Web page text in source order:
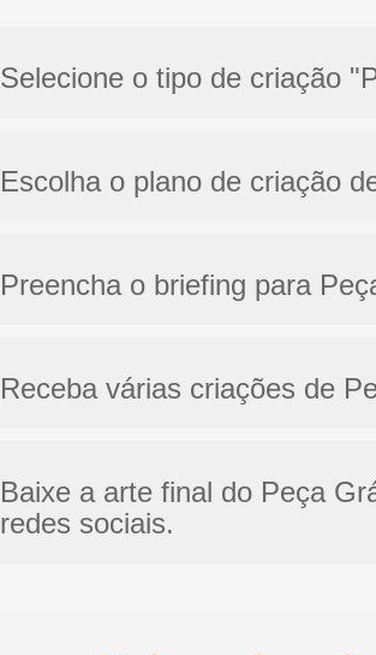
Selecione o tipo de criação
Escolha o plano de criação
Preencha o briefing para
Receba várias criações de
Baixe a arte final do Peça
redes sociais.